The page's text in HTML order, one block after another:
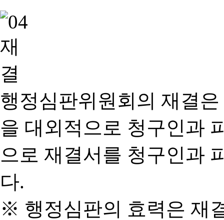
행정심판위원회의 재결
을 대외적으로 청구인과
으로 재결서를 청구인과
다.
※ 행정심판의 효력은 재